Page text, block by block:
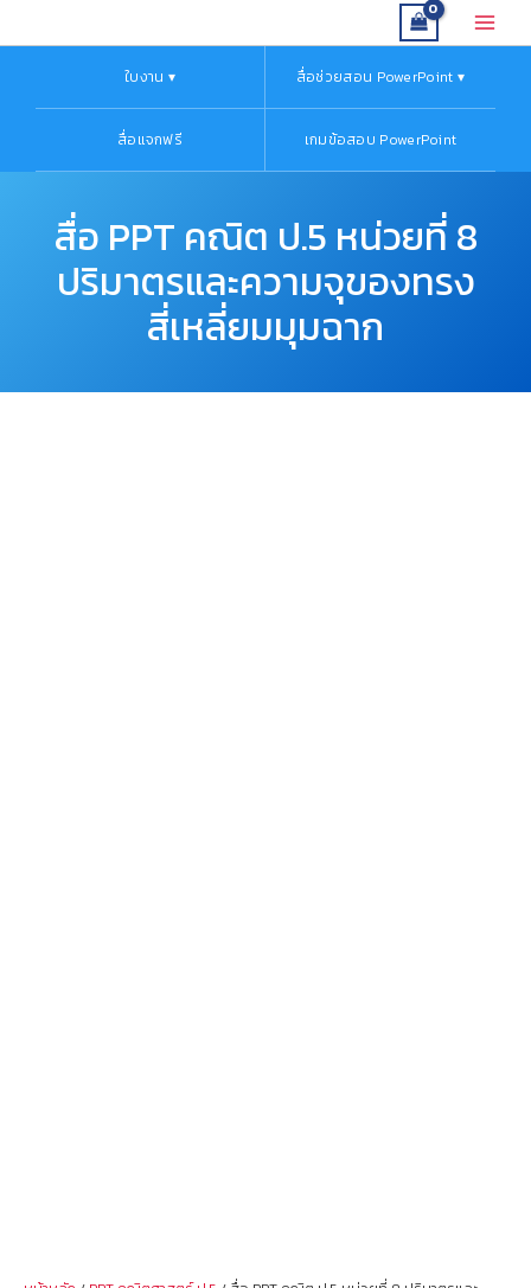
to
Main
ใบงาน ▾ สื่อช่วยสอน PowerPoint ▾
สื่อแจกฟรี เกมข้อสอบ PowerPoint
สื่อ PPT คณิต ป.5 หน่วยที่ 8
ปริมาตรและความจุของทรง
สี่เหลี่ยมมุมฉาก
ป.5
8
ความ
ชิ้น